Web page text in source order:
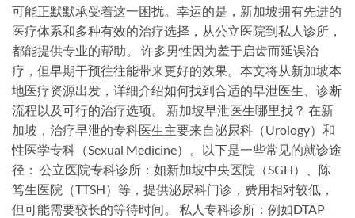
可能正默默承受着这一困扰。幸运的是，新加坡拥有先进的
医疗体系和多种有效的治疗选择，从公立医院到私人诊所，
都能提供专业的帮助。 许多男性因为羞于启齿而延误治
疗，但早期干预往往能带来更好的效果。本文将从新加坡本
地医疗资源出发，详细介绍如何找到合适的早泄医生、诊断
流程以及可行的治疗选项。 新加坡早泄医生哪里找？ 在新
加坡，治疗早泄的专科医生主要来自泌尿科（Urology）和
性医学专科（Sexual Medicine）。以下是一些常见的就诊途
径： 公立医院专科诊所：如新加坡中央医院（SGH）、陈
笃生医院（TTSH）等，提供泌尿科门诊，费用相对较低，
但可能需要较长的等待时间。 私人专科诊所：例如DTAP